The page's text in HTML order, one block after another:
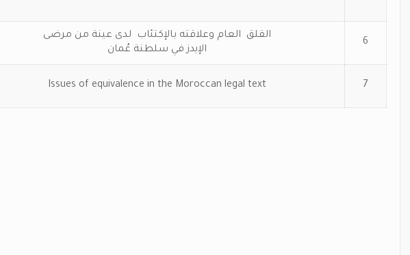
القلق العام وعلاقته بالإكتئاب لدى عينة من مرضى
الإيدز في سلطنة عُمان
6
Issues of equivalence in the Moroccan legal text 7